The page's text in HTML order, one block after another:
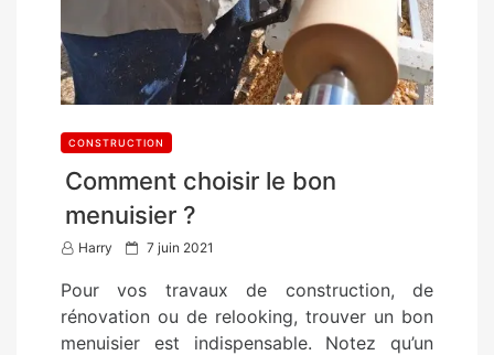
CONSTRUCTION
Comment choisir le bon
menuisier ?
Harry
P
s
t
7 juin 2021
Pour vos travaux de construction, de
rénovation ou de relooking, trouver un bon
menuisier est indispensable. Notez qu’un